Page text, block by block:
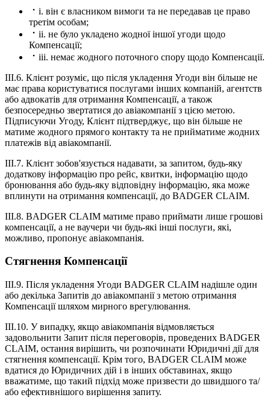
i. він є власником вимоги та не передавав це право
третім особам;
ii. не було укладено жодної іншої угоди щодо
Компенсації;
iii. немає жодного поточного спору щодо Компенсації.
III.6. Клієнт розуміє, що після укладення Угоди він більше не
має права користуватися послугами інших компаній, агентств
або адвокатів для отримання Компенсації, а також
безпосередньо звертатися до авіакомпанії з цією метою.
Підписуючи Угоду, Клієнт підтверджує, що він більше не
матиме жодного прямого контакту та не прийматиме жодних
платежів від авіакомпанії.
III.7. Клієнт зобов'язується надавати, за запитом, будь-яку
додаткову інформацію про рейс, квитки, інформацію щодо
бронювання або будь-яку відповідну інформацію, яка може
вплинути на отримання компенсації, до BADGER CLAIM.
III.8. BADGER CLAIM матиме право приймати лише грошові
компенсації, а не ваучери чи будь-які інші послуги, які,
можливо, пропонує авіакомпанія.
Стягнення Компенсації
III.9. Після укладення Угоди BADGER CLAIM надішле один
або декілька Запитів до авіакомпанії з метою отримання
Компенсації шляхом мирного врегулювання.
III.10. У випадку, якщо авіакомпанія відмовляється
задовольнити Запит після переговорів, проведених BADGER
CLAIM, остання вирішить, чи розпочинати Юридичні дії для
стягнення компенсації. Крім того, BADGER CLAIM може
вдатися до Юридичних дій і в інших обставинах, якщо
вважатиме, що такий підхід може призвести до швидшого та/
або ефективнішого вирішення запиту.